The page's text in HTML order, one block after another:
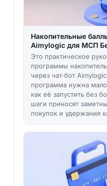
Накопительные
Aimylogic для МСП
Это практическое
программы
через чат‑бот
программа нужна
как её запустить без
шаги приносят
покупок и удержания